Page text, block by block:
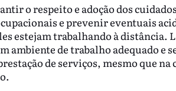
o respeito e adoção dos
e prevenir eventuais
estejam trabalhando à distância.
ambiente de trabalho adequado e
de serviços, mesmo que